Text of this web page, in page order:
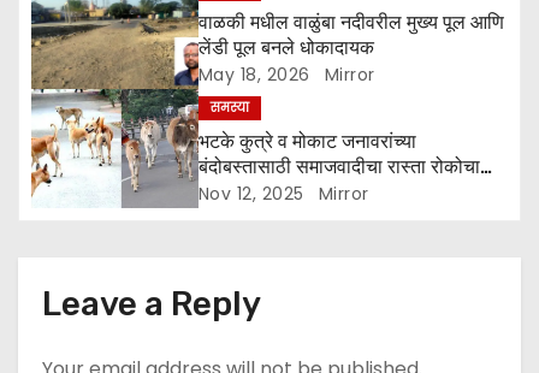
i
o
n
वाळकी मधील वाळुंबा नदीवरील मुख्य पूल आणि
लेंडी पूल बनले धोकादायक
May 18, 2026 Mirror
समस्या
भटके कुत्रे व मोकाट जनावरांच्या
बंदोबस्तासाठी समाजवादीचा रास्ता रोकोचा
इशारा
Nov 12, 2025 Mirror
Leave a Reply